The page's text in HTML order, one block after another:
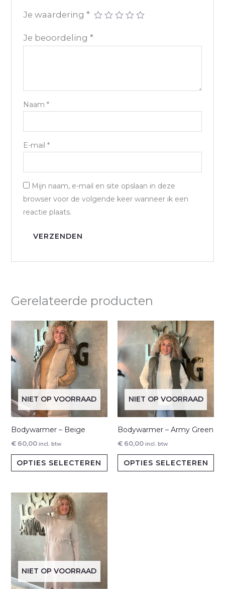
Je waardering *
Je beoordeling *
Naam *
E-mail *
Mijn naam, e-mail en site opslaan in deze
browser voor de volgende keer wanneer ik een
reactie plaats.
Gerelateerde producten
NIET OP VOORRAAD
Bodywarmer – Beige
€60,00 incl. btw
OPTIES SELECTEREN
Dit
product
NIET OP VOORRAAD
Bodywarmer – Army Green
€ 60,00 incl. btw
OPTIES SELECTEREN
Dit
NIET OP VOORRAAD